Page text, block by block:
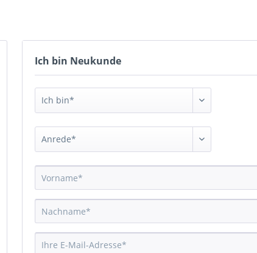
Ich bin Neukunde